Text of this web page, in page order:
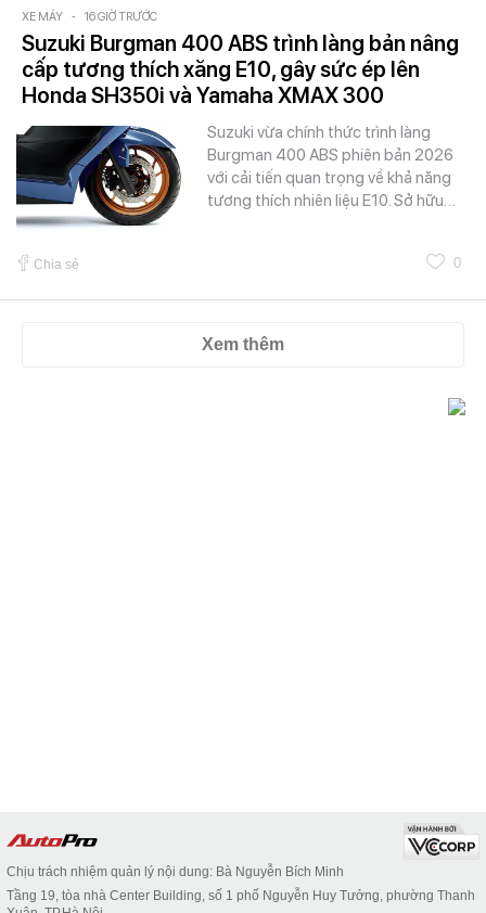
XE MÁY - 16 GIỜ TRƯỚC
Suzuki Burgman 400 ABS trình làng bản nâng
cấp tương thích xăng E10, gây sức ép lên
Honda SH350i và Yamaha XMAX 300
Suzuki vừa chính thức trình làng
Burgman 400 ABS phiên bản 2026
với cải tiến quan trọng về khả năng
tương thích nhiên liệu E10. Sở hữu…
Chia sẻ 0
Xem thêm
Chịu trách nhiệm quản lý nội dung: Bà Nguyễn Bích Minh
Tầng 19, tòa nhà Center Building, số 1 phố Nguyễn Huy Tưởng, phường Thanh